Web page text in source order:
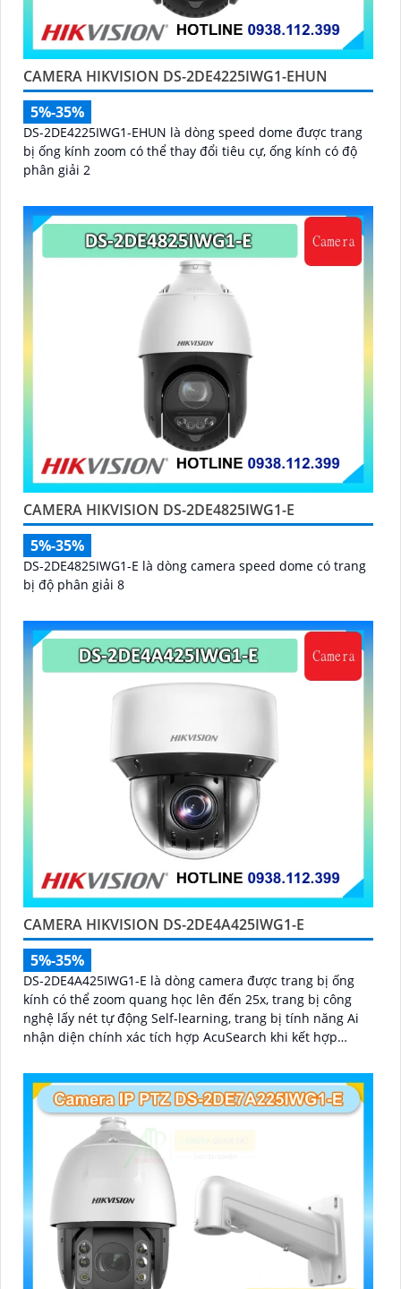
CAMERA HIKVISION DS-2DE4225IWG1-EHUN
5%-35%
DS-2DE4225IWG1-EHUN là dòng speed dome được trang
bị ống kính zoom có thể thay đổi tiêu cự, ống kính có độ
phân giải 2
CAMERA HIKVISION DS-2DE4825IWG1-E
5%-35%
DS-2DE4825IWG1-E là dòng camera speed dome có trang
bị độ phân giải 8
CAMERA HIKVISION DS-2DE4A425IWG1-E
5%-35%
DS-2DE4A425IWG1-E là dòng camera được trang bị ống
kính có thể zoom quang học lên đến 25x, trang bị công
nghệ lấy nét tự động Self-learning, trang bị tính năng Ai
nhận diện chính xác tích hợp AcuSearch khi kết hợp
50m